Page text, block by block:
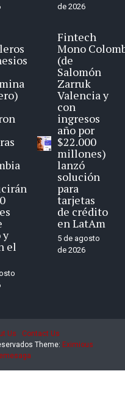
y
el
de 2026
Fintech
Mono
(de
Salomón
Zarruk
Valencia y
con
ingresos
año por
$22.000
millones)
lanzó
solución
para
tarjetas
de crédito
en LatAm
5 de agosto
de 2026
Us
Contact Us
Theme: Eximious